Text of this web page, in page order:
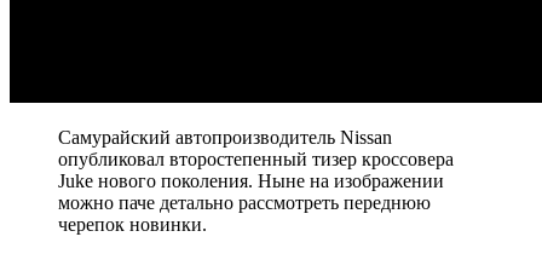
Самурайский автопроизводитель Nissan
опубликовал второстепенный тизер кроссовера
Juke нового поколения. Ныне на изображении
можно паче детально рассмотреть переднюю
черепок новинки.